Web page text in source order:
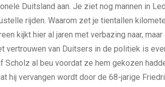
Duitsland aan. Je ziet nog mannen in
rijden. Waarom zet je tientallen
kijkt hier al jaren met verbazing naar, maar
vertrouwen van Duitsers in de politiek is
Scholz al beu voordat ze hem gekozen
hij vervangen wordt door de 68-jarige